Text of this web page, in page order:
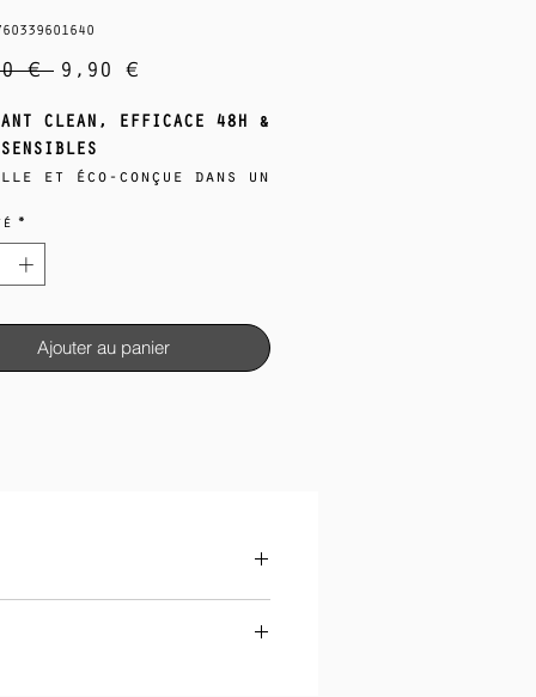
€ Prix
9,90 €
CLEAN, EFFICACE 48H &
et éco-conçue dans un
formule
neutralise les
odeurs pendant 48
! Elle respecte toutes
même les plus
*
Ajouter au panier